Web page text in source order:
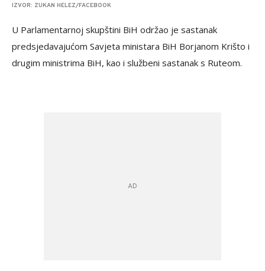
IZVOR: ZUKAN HELEZ/FACEBOOK
U Parlamentarnoj skupštini BiH održao je sastanak
predsjedavajućom Savjeta ministara BiH Borjanom Krišto i
drugim ministrima BiH, kao i službeni sastanak s Ruteom.